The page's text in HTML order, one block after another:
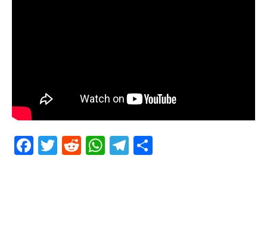
Facebook
Twitter
RedditWhatsApp
Telegram